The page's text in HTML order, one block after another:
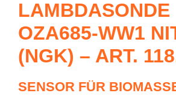
LAMBDASONDE
OZA685-WW1
(NGK) – ART.
SENSOR FÜR